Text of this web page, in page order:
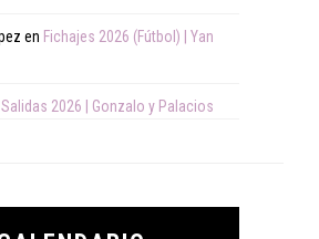
en Fichajes 2026 (Fútbol) | Yan
Salidas 2026 | Gonzalo y Palacios